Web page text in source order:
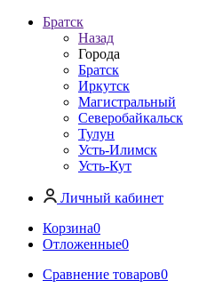
Братск
Назад
Города
Братск
Иркутск
Магистральный
Северобайкальск
Тулун
Усть-Илимск
Усть-Кут
Личный кабинет
Корзина0
Отложенные0
Сравнение товаров0